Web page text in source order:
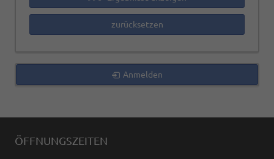
zurücksetzen
Anmelden
ÖFFNUNGSZEITEN